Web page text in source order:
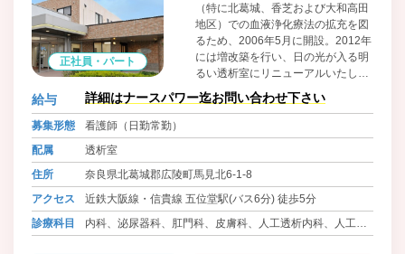
正社員・パート
（特に北葛城、香芝および大和高田
地区）での血液浄化療法の拡充を図
るため、2006年5月に開設。2012年
には増改築を行い、日の光が入る明
るい透析室にリニューアルいたしま
した。透析専門医、専任看護師、臨
床工学技士等による専門のチームと
核病院との連携のもと安心で快適な
し、透析医療を通して地域に貢献で
きる医療を目指しています。
給与 詳細はナースパワー迄お問い合わせ下さい
募集形態
看護師（日勤常勤）
配属
透析室
住所
奈良県北葛城郡広陵町馬見北6-1-8
アクセス
近鉄大阪線・信貴線 五位堂駅(バス6分) 徒歩5分
診療科目
内科、泌尿器科、肛門科、皮膚科、人工透析内科、人工透